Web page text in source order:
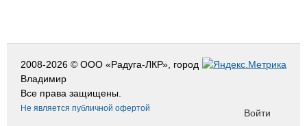
2008-2026 © ООО «Радуга-ЛКР», город
Владимир
Все права защищены.
Не является публичной офертой Войти